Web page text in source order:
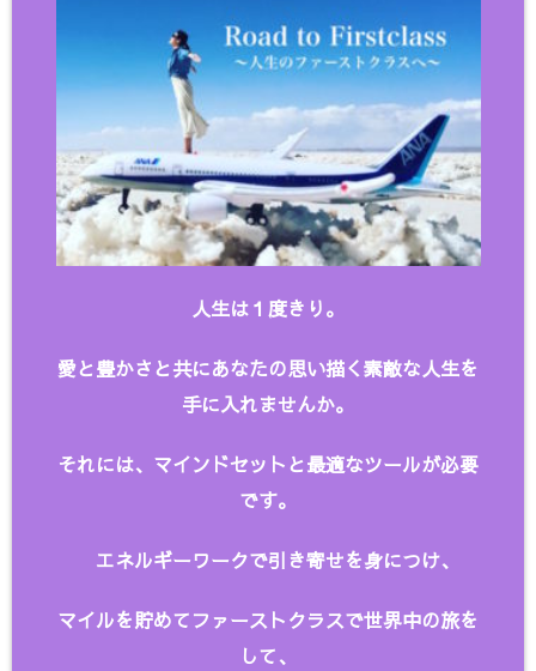
人生は１度きり。
愛と豊かさと共にあなたの思い描く素敵な人生を
手に入れませんか。
それには、マインドセットと最適なツールが必要
です。
エネルギーワークで引き寄せを身につけ、
マイルを貯めてファーストクラスで世界中の旅を
して、